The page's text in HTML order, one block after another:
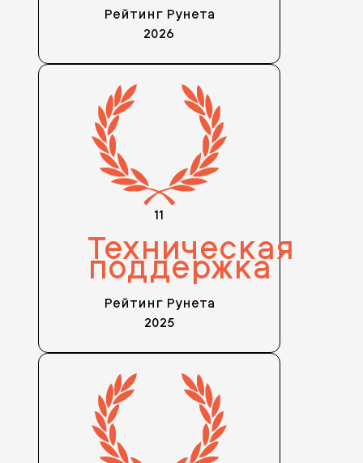
Рейтинг Рунета
2026
11
Техническая
поддержка
Рейтинг Рунета
2025